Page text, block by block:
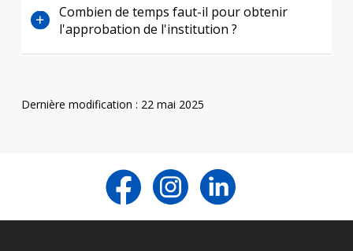
Combien de temps faut-il pour obtenir
l'approbation de l'institution ?
Dernière modification : 22 mai 2025